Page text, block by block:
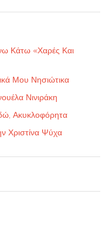
Κάτω «Χαρές Και
Μου Νησιώτικα
Νινιράκη
Ακυκλοφόρητα
Χριστίνα Ψύχα